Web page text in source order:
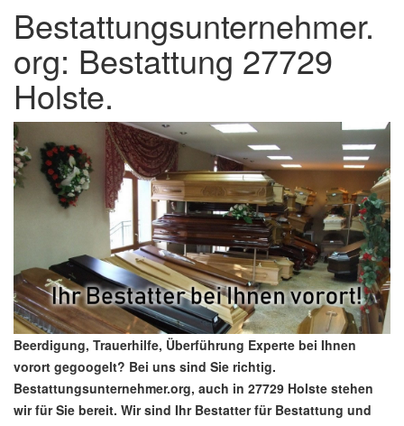
Bestattungsunternehmer.
org: Bestattung 27729
Holste.
Beerdigung, Trauerhilfe, Überführung Experte bei Ihnen
vorort gegoogelt? Bei uns sind Sie richtig.
Bestattungsunternehmer.org, auch in 27729 Holste stehen
wir für Sie bereit. Wir sind Ihr Bestatter für Bestattung und